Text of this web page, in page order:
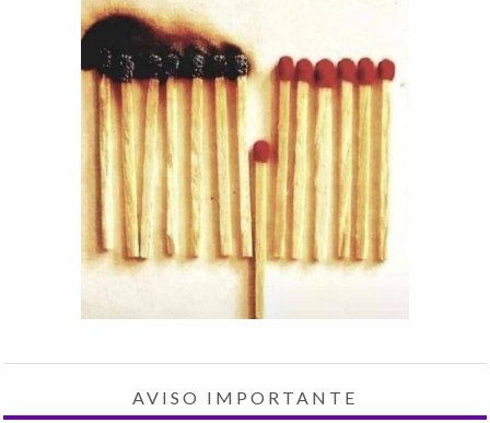
AVISO IMPORTANTE